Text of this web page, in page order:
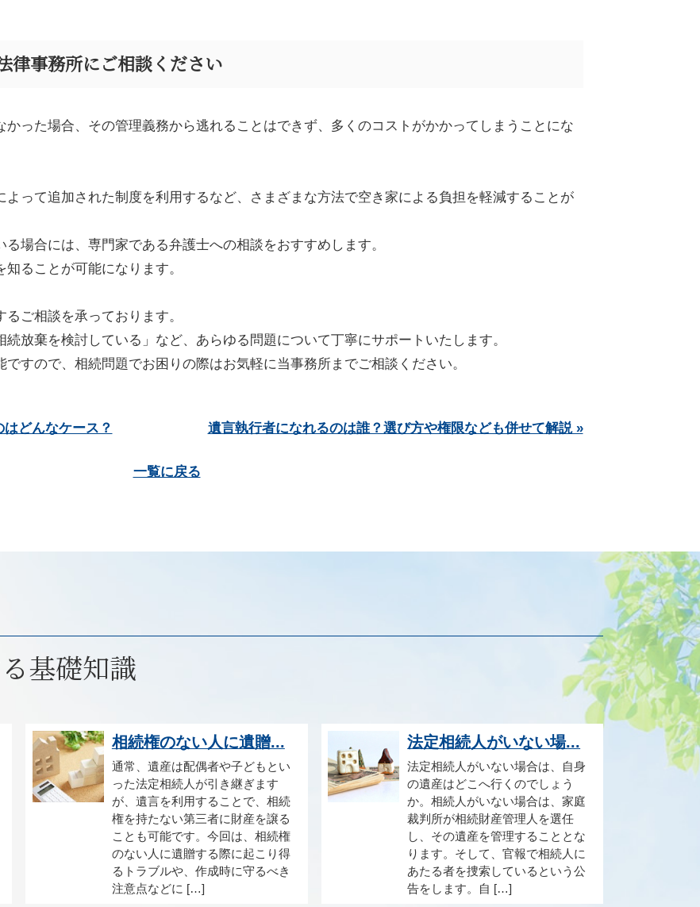
律事務所にご相談ください
った場合、その管理義務から逃れることはできず、多くのコストがかかってしまうことにな
よって追加された制度を利用するなど、さまざまな方法で空き家による負担を軽減することが
場合には、専門家である弁護士への相談をおすすめします。
ることが可能になります。
ご相談を承っております。
続放棄を検討している」など、あらゆる問題について丁寧にサポートいたします。
すので、相続問題でお困りの際はお気軽に当事務所までご相談ください。
どんなケース？ 遺言執行者になれるのは誰？選び方や権限なども併せて解説 »
一覧に戻る
基礎知識
相続権のない人に遺贈...
通常、遺産は配偶者や子どもとい
った法定相続人が引き継ぎます
が、遺言を利用することで、相続
権を持たない第三者に財産を譲る
ことも可能です。今回は、相続権
のない人に遺贈する際に起こり得
るトラブルや、作成時に守るべき
注意点などに […]
法定相続人がいない場...
法定相続人がいない場合は、自身
の遺産はどこへ行くのでしょう
か。相続人がいない場合は、家庭
裁判所が相続財産管理人を選任
し、その遺産を管理することとな
ります。そして、官報で相続人に
あたる者を捜索しているという公
告をします。自 […]